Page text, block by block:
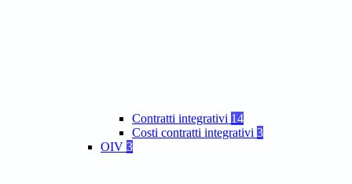
Contratti integrativi 14
Costi contratti integrativi 3
OIV 3